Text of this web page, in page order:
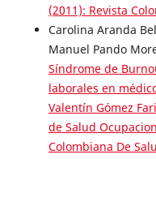
(2011): Revista
Carolina Aranda
Manuel Pando
Síndrome de
laborales en
Valentín Gómez
de Salud
Colombiana De